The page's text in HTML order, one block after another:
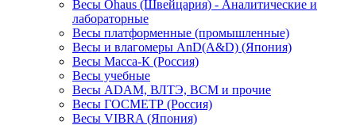
Весы Ohaus (Швейцария) - Аналитические и
лабораторные
Весы платформенные (промышленные)
Весы и влагомеры AnD(A&D) (Япония)
Весы Масса-К (Россия)
Весы учебные
Весы ADAM, ВЛТЭ, BCM и прочие
Весы ГОСМЕТР (Россия)
Весы VIBRA (Япония)